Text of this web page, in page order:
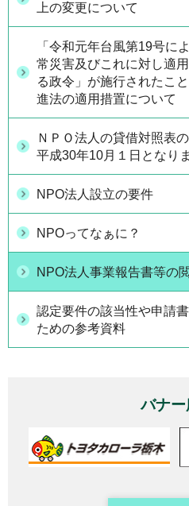
上の変更について
「令和元年台風第19号に
常災害及びこれに対し適
る政令」が施行されたこ
進法の適用措置について
ＮＰＯ法人の貸借対照表
平成30年10月１日となりま
NPO法人設立の要件
NPOってなぁに？
NPO法人事業報告書等の
認定要件の該当性や申請
ための参考資料
バナー